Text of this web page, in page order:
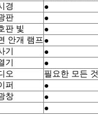
경
●
판
●
판 빛
●
안개 램프 ●
기
●
기
●
오
필요한 모든
퍼
●
창
●
●